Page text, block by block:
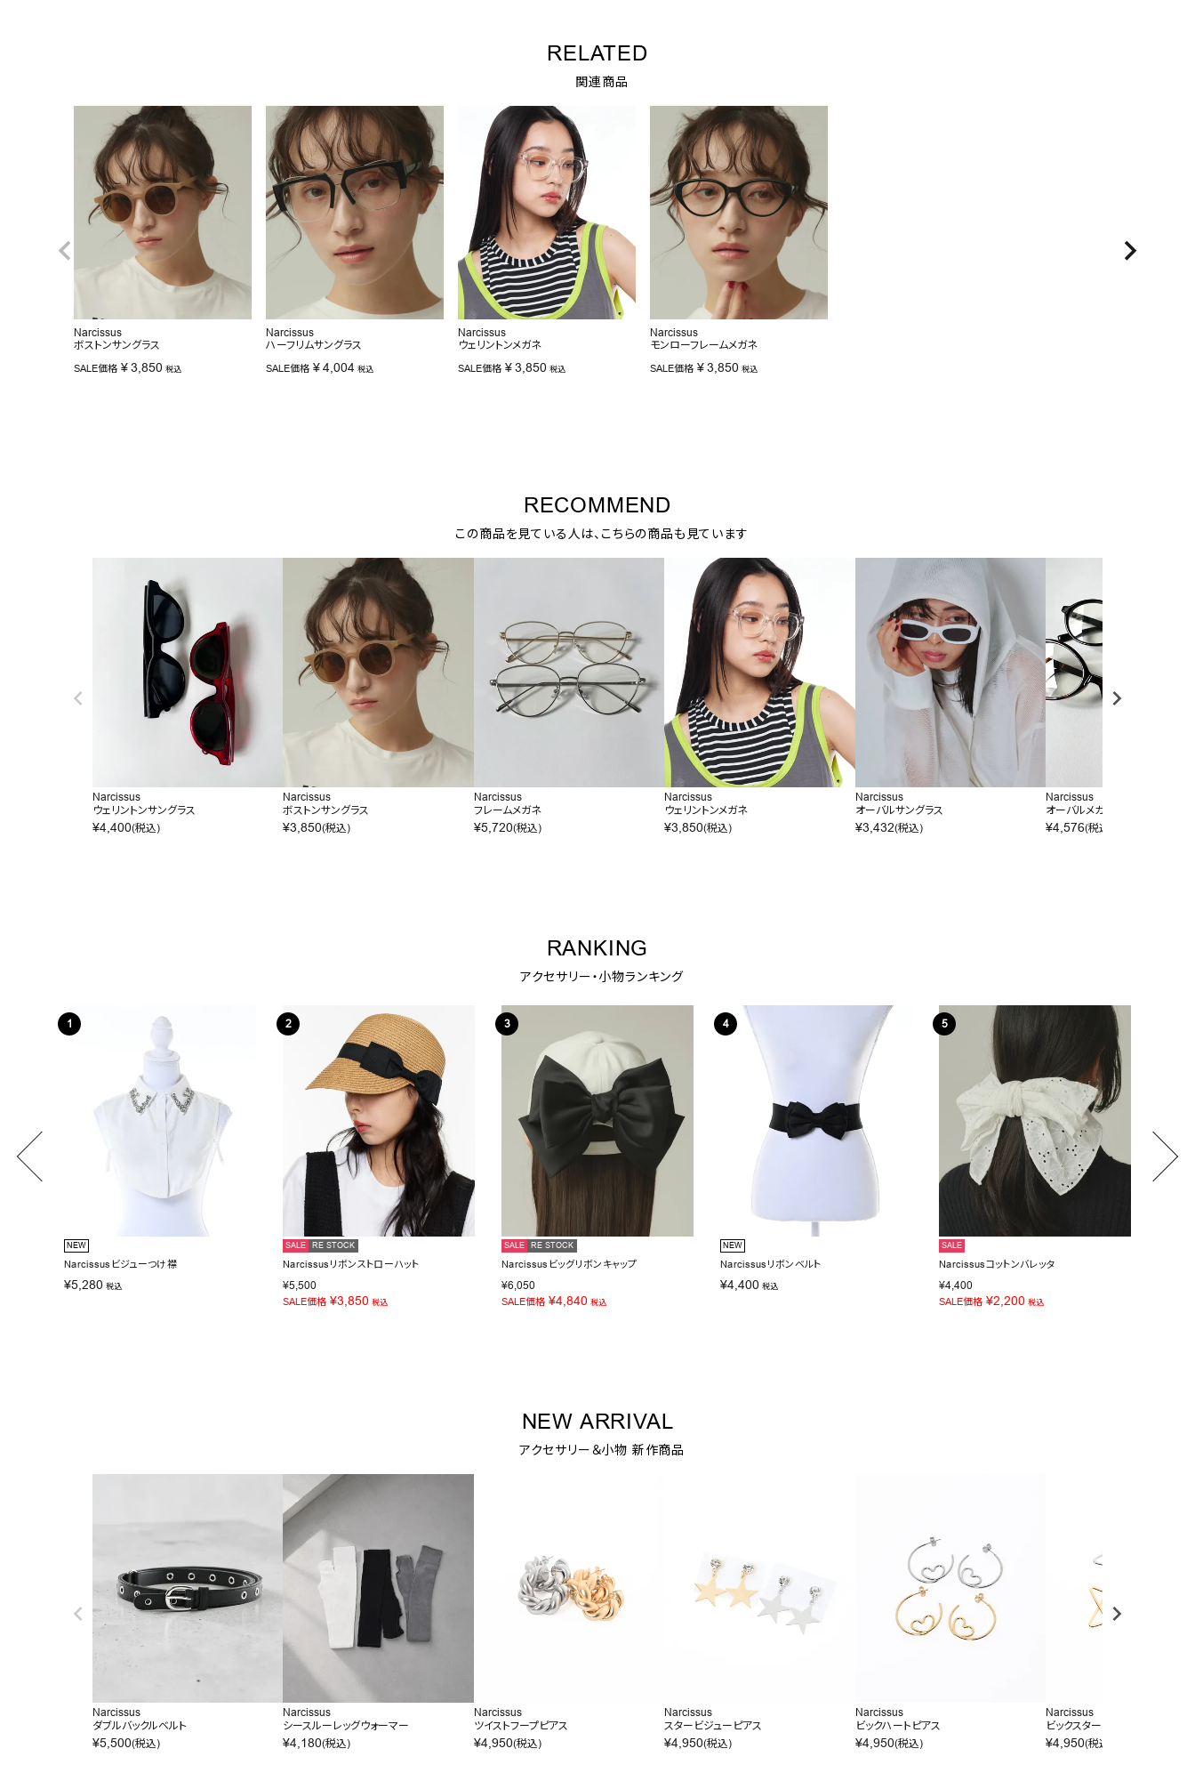
RELATED
関連商品
Narcissus
ボストンサングラス
SALE価格 ¥3,850 税込
Narcissus
ハーフリムサングラス
SALE価格 ¥4,004 税込
Narcissus
ウェリントンメガネ
SALE価格 ¥3,850 税込
Narcissus
モンローフレームメガネ
SALE価格 ¥3,850 税込
RECOMMEND
この商品を見ている人は、こちらの商品も見ています
Narcissus
ウェリントンサングラス
¥4,400(税込)
Narcissus
ボストンサングラス
¥3,850(税込)
Narcissus
フレームメガネ
¥5,720(税込)
Narcissus
ウェリントンメガネ
¥3,850(税込)
Narcissus
オーバルサングラス
¥3,432(税込)
Narcissus
オーバルメガネ
¥4,576(税込)
RANKING
アクセサリー・小物ランキング
NEW
Narcissusビジューつけ襟
¥5,280 税込
SALE RE STOCK
Narcissusリボンストローハット
¥5,500
SALE価格 ¥3,850 税込
SALE RE STOCK
Narcissusビッグリボンキャップ
¥6,050
SALE価格 ¥4,840 税込
NEW
Narcissusリボンベルト
¥4,400 税込
SALE
Narcissusコットンバレッタ
¥4,400
SALE価格 ¥2,200 税込
NEW ARRIVAL
アクセサリー＆小物 新作商品
Narcissus
ダブルバックルベルト
¥5,500(税込)
Narcissus
シースルーレッグウォーマー
¥4,180(税込)
Narcissus
ツイストフープピアス
¥4,950(税込)
Narcissus
スタービジューピアス
¥4,950(税込)
Narcissus
ビックハートピアス
¥4,950(税込)
Narcissus
ビックスターピアス
¥4,950(税込)